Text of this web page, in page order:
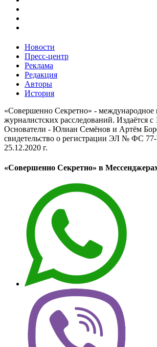
Новости
Пресс-центр
Реклама
Редакция
Авторы
История
«Совершенно Секретно» - международное
журналистских расследований. Издаётся с
Основатели - Юлиан Семёнов и Артём
свидетельство о регистрации ЭЛ № ФС 77-
25.12.2020 г.
«Совершенно Секретно» в